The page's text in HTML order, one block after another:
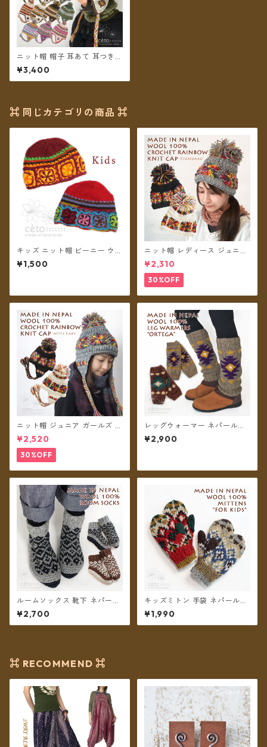
ニット帽 帽子 耳あて 耳つき
ボンボン ネパールウール フリ
ース裏地付き レディース ユニ
セックス【メール便送料無
¥3,400
⌘ 同じカテゴリの商品 ⌘
キッズ ニット帽 ビーニー ウー
ル フリース裏地付き クロッシ
ェ【メール便送料無料】
¥1,500
ニット帽 レディース ジュニア
ガールズ クロシェットレイン
ボー ボンボン ネパール ウール
100% フリース裏地付き 帽子
【メール便送料無料】
¥2,310
30%OFF
ニット帽 ジュニア ガールズ キ
ッズ レディースS クロシェッ
トレインボー ボンボン ネパー
ル ウール100% 耳あて 耳つき
フリース裏地付き 帽子 【メー
ル便送料無料】
¥2,520
30%OFF
レッグウォーマー ネパールウ
ール フリース裏地付き オルテ
ガ柄 2カラー【メール便送料無
¥2,900
ルームソックス 靴下 ネパール
ウール フリース裏地付き 22〜
25cm 2カラー【メール便送料
無料】
¥2,700
キッズミトン 手袋 ネパールウ
ール コットン裏地付き 2カラ
ー 【メール便送料無料】
¥1,990
⌘ RECOMMEND ⌘